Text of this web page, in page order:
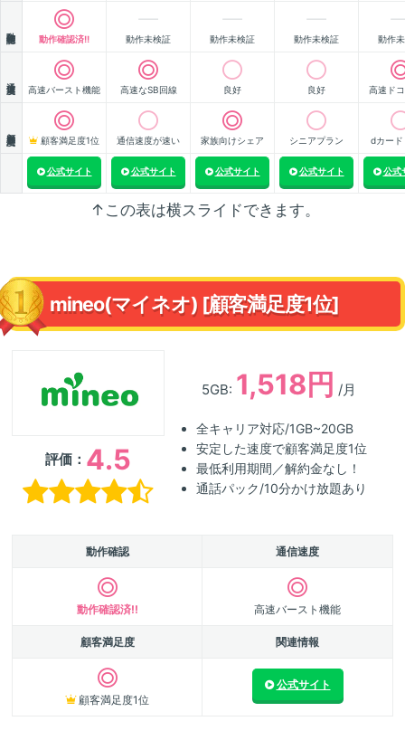
動作確認済!! 動作未検証 動作未検証 動作未検証 動作
高速バースト機能 高速なSB回線 良好 良好 高速ド
顧客満足度1位 通信速度が速い 家族向けシェア シニアプラン dカード
公式サイト 公式サイト 公式サイト 公式サイト 公式
↑この表は横スライドできます。
mineo(マイネオ) [顧客満足度1位]
評価： 4.5
5GB: 1,518円 /月
全キャリア対応/1GB~20GB
安定した速度で顧客満足度1位
最低利用期間／解約金なし！
通話パック/10分かけ放題あり
動作確認 通信速度
動作確認済!! 高速バースト機能
顧客満足度 関連情報
顧客満足度1位
公式サイト